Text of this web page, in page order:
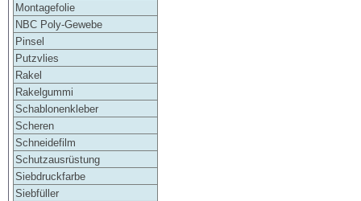
Montagefolie
NBC Poly-Gewebe
Pinsel
Putzvlies
Rakel
Rakelgummi
Schablonenkleber
Scheren
Schneidefilm
Schutzausrüstung
Siebdruckfarbe
Siebfüller